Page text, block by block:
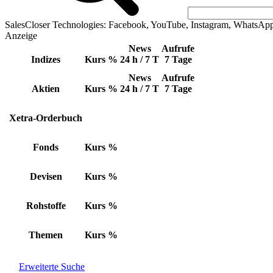
SalesCloser Technologies: Facebook, YouTube, Instagram,
Anzeige
Indizes Kurs %
News
24 h / 7 T
Aufrufe
7 Tage
Aktien Kurs %
News
24 h / 7 T
Aufrufe
7 Tage
Xetra-Orderbuch
Fonds Kurs %
Devisen Kurs %
Rohstoffe Kurs %
Themen Kurs %
Erweiterte Suche